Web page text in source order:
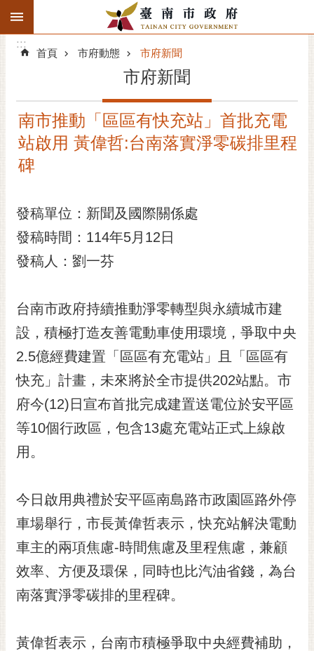
跳到主要內容區塊
搜
階
精彩府城
市府動態
市政資訊
黃
偉
哲
光
花
祭
網
站
導
覽
RSS
:::
:::
首頁 市府動態 市府新聞
市府新聞
南市推動「區區有快充站」首批充電
站啟用 黃偉哲:台南落實淨零碳排里程
碑
發稿單位：新聞及國際關係處
發稿時間：114年5月12日
發稿人：劉一芬
台南市政府持續推動淨零轉型與永續城市建
設，積極打造友善電動車使用環境，爭取中央
2.5億經費建置「區區有充電站」且「區區有
快充」計畫，未來將於全市提供202站點。市
府今(12)日宣布首批完成建置送電位於安平區
等10個行政區，包含13處充電站正式上線啟
用。
今日啟用典禮於安平區南島路市政園區路外停
車場舉行，市長黃偉哲表示，快充站解決電動
車主的兩項焦慮-時間焦慮及里程焦慮，兼顧
效率、方便及環保，同時也比汽油省錢，為台
南落實淨零碳排的里程碑。
黃偉哲表示，台南市積極爭取中央經費補助，